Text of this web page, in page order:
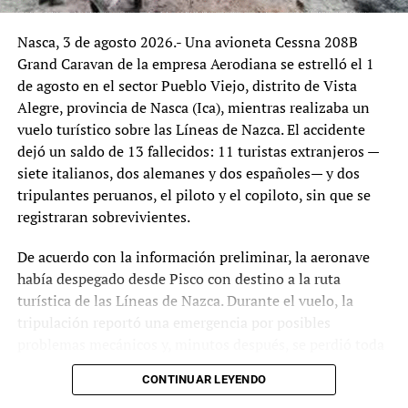
territorial y prevención social del delito.
Con la inseguridad consolidándose como una de las
mayores preocupaciones de la población, crecen también
las exigencias para que el Ejecutivo presente resultados
concretos más allá de las sucesivas prórrogas de
emergencia. Para diversos sectores, el reto ya no consiste
únicamente en ampliar medidas extraordinarias, sino en
demostrar que el Estado puede recuperar el control de los
ciudadanía mediante políticas públicas sostenibles y de
largo plazo.
Publicaciones relacionadas
Gobierno de José Jerí activa
estado de emergencia contra la
Nasca, 3 de agosto 2026.- Una avioneta Cessna 208B
Grand Caravan de la empresa Aerodiana se estrelló el 1
de agosto en el sector Pueblo Viejo, distrito de Vista
Alegre, provincia de Nasca (Ica), mientras realizaba un
vuelo turístico sobre las Líneas de Nazca. El accidente
dejó un saldo de 13 fallecidos: 11 turistas extranjeros —
siete italianos, dos alemanes y dos españoles— y dos
tripulantes peruanos, el piloto y el copiloto, sin que se
registraran sobrevivientes.
De acuerdo con la información preliminar, la aeronave
había despegado desde Pisco con destino a la ruta
turística de las Líneas de Nazca. Durante el vuelo, la
tripulación reportó una emergencia por posibles
comunicación con la aeronave, que terminó impactando
contra el terreno.
CONTINUAR LEYENDO